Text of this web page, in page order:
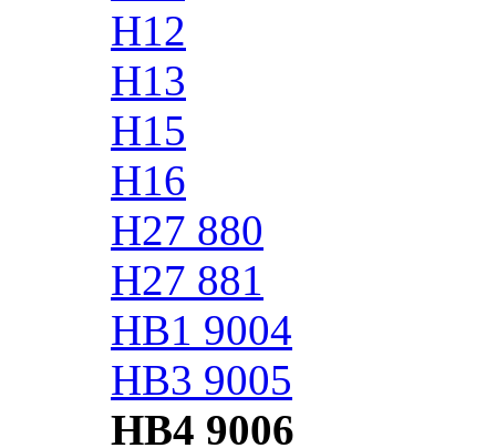
H12
H13
H15
H16
H27 880
H27 881
HB1 9004
HB3 9005
HB4 9006